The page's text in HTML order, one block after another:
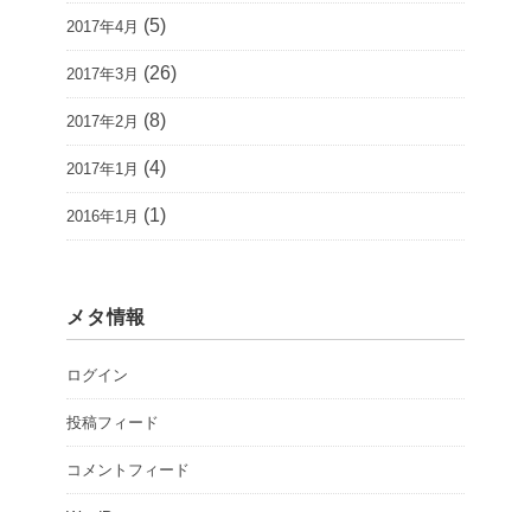
2017年4月 (5)
2017年3月 (26)
2017年2月 (8)
2017年1月 (4)
2016年1月 (1)
メタ情報
ログイン
投稿フィード
コメントフィード